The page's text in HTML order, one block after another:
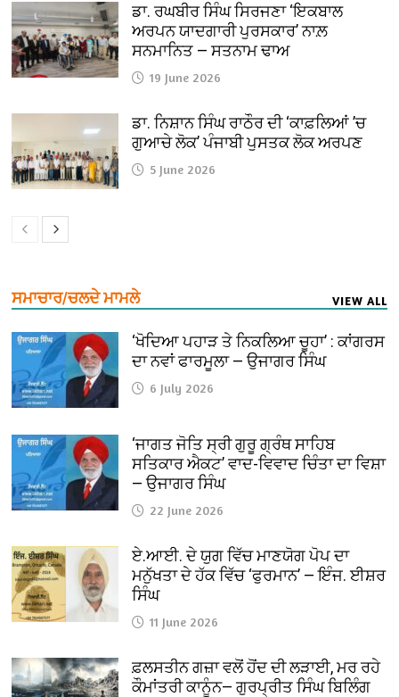
ਡਾ. ਰਘਬੀਰ ਸਿੰਘ ਸਿਰਜਣਾ ‘ਇਕਬਾਲ
ਅਰਪਨ ਯਾਦਗਾਰੀ ਪੁਰਸਕਾਰ’ ਨਾਲ਼
ਸਨਮਾਨਿਤ — ਸਤਨਾਮ ਢਾਅ
19 June 2026
ਡਾ. ਨਿਸ਼ਾਨ ਸਿੰਘ ਰਾਠੌਰ ਦੀ ‘ਕਾਫ਼ਲਿਆਂ ’ਚ
ਗੁਆਚੇ ਲੋਕ’ ਪੰਜਾਬੀ ਪੁਸਤਕ ਲੋਕ ਅਰਪਣ
5 June 2026
ਸਮਾਚਾਰ/ਚਲਦੇ ਮਾਮਲੇ VIEW ALL
‘ਖੋਦਿਆ ਪਹਾੜ ਤੇ ਨਿਕਲਿਆ ਚੂਹਾ’ : ਕਾਂਗਰਸ
ਦਾ ਨਵਾਂ ਫਾਰਮੂਲਾ — ਉਜਾਗਰ ਸਿੰਘ
6 July 2026
‘ਜਾਗਤ ਜੋਤਿ ਸ੍ਰੀ ਗੁਰੂ ਗ੍ਰੰਥ ਸਾਹਿਬ
ਸਤਿਕਾਰ ਐਕਟ’ ਵਾਦ-ਵਿਵਾਦ ਚਿੰਤਾ ਦਾ ਵਿਸ਼ਾ
— ਉਜਾਗਰ ਸਿੰਘ
22 June 2026
ਏ.ਆਈ. ਦੇ ਯੁਗ ਵਿੱਚ ਮਾਣਯੋਗ ਪੋਪ ਦਾ
ਮਨੁੱਖਤਾ ਦੇ ਹੱਕ ਵਿੱਚ ‘ਫੁਰਮਾਨ’ — ਇੰਜ. ਈਸ਼ਰ
ਸਿੰਘ
11 June 2026
ਫ਼ਲਸਤੀਨ ਗਜ਼ਾ ਵਲੋਂ ਹੋਂਦ ਦੀ ਲੜਾਈ, ਮਰ ਰਹੇ
ਕੌਮਾਂਤਰੀ ਕਾਨੂੰਨ— ਗੁਰਪ੍ਰੀਤ ਸਿੰਘ ਬਿਲਿੰਗ